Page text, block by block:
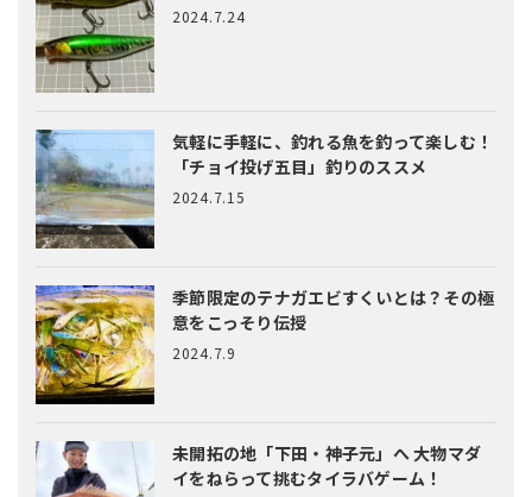
2024.7.24
気軽に手軽に、釣れる魚を釣って楽しむ！
「チョイ投げ五目」釣りのススメ
2024.7.15
季節限定のテナガエビすくいとは？ その極
意をこっそり伝授
2024.7.9
未開拓の地「下田・神子元」へ大物マダ
イをねらって挑むタイラバゲーム！